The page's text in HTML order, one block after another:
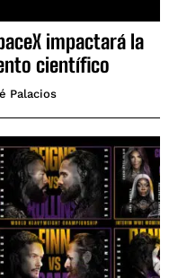
impactará la
científico
Palacios